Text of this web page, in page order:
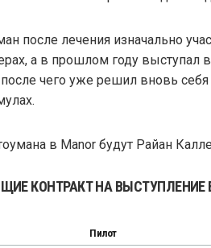
после лечения изначально
а в прошлом году выступал
после чего уже решил вновь
в Manor будут Райан
КОНТРАКТ НА ВЫСТУПЛЕНИЕ В
Пилот